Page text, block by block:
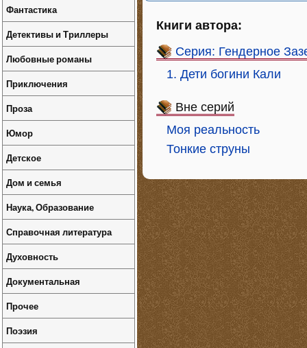
Книги автора:
Серия: Гендерное
1. Дети богини Кали
Вне серий
Моя реальность
Тонкие струны
Фантастика
Детективы и Триллеры
Любовные романы
Приключения
Проза
Юмор
Детское
Дом и семья
Наука, Образование
Справочная литература
Духовность
Документальная
Прочее
Поэзия